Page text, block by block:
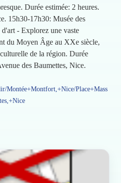
Durée estimée: 2 heures.
15h30-17h30: Musée des
- Explorez une vaste
du Moyen Âge au XXe siècle,
de la région. Durée
des Baumettes, Nice.
Montée+Montfort,+Nice/Place+Mass